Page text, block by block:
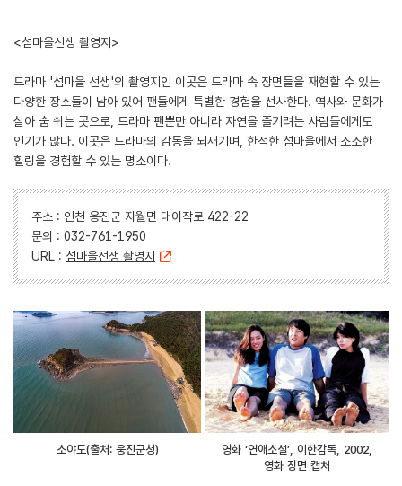
<섬마을선생 촬영지>
드라마 '섬마을 선생'의 촬영지인 이곳은 드라마 속 장면들을 재현할 수 있는
다양한 장소들이 남아 있어 팬들에게 특별한 경험을 선사한다. 역사와 문화가
살아 숨 쉬는 곳으로, 드라마 팬뿐만 아니라 자연을 즐기려는 사람들에게도
인기가 많다. 이곳은 드라마의 감동을 되새기며, 한적한 섬마을에서 소소한
힐링을 경험할 수 있는 명소이다.
주소 : 인천 옹진군 자월면 대이작로 422-22
문의 : 032-761-1950
URL : 섬마을선생 촬영지
소야도(출처: 웅진군청)
영화 ‘연애소설’, 이한감독, 2002,
영화 장면 캡처